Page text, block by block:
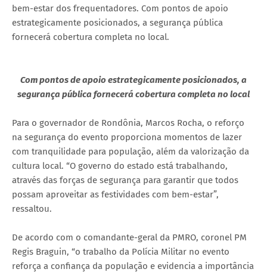
bem-estar dos frequentadores. Com pontos de apoio
estrategicamente posicionados, a segurança pública
fornecerá cobertura completa no local.
Com pontos de apoio estrategicamente posicionados, a
segurança pública fornecerá cobertura completa no local
Para o governador de Rondônia, Marcos Rocha, o reforço
na segurança do evento proporciona momentos de lazer
com tranquilidade para população, além da valorização da
cultura local. “O governo do estado está trabalhando,
através das forças de segurança para garantir que todos
possam aproveitar as festividades com bem-estar”,
ressaltou.
De acordo com o comandante-geral da PMRO, coronel PM
Regis Braguin, “o trabalho da Polícia Militar no evento
reforça a confiança da população e evidencia a importância